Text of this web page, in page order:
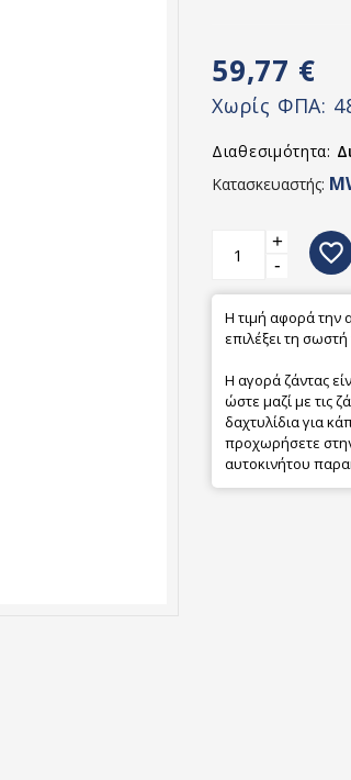
59,77 €
Χωρίς ΦΠΑ:
Διαθεσιμότητα:
Κατασκευαστής:
+
-
favorite_border
Η τιμή αφορά την
επιλέξει τη
Η αγορά ζάντας
ώστε μαζί με τις
δαχτυλίδια για
προχωρήσετε
αυτοκινήτου